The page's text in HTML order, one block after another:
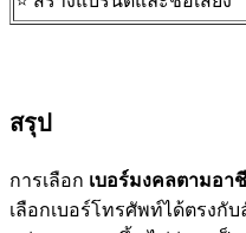
สรุป
การเลือก เบอร์มงคลตามอา
เลือกเบอร์โทรศัพท์ได้ตรงกั